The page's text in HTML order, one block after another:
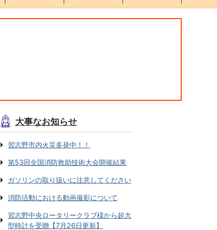
大事なお知らせ
習志野市内火災多発中！！
第53回全国消防救助技術大会開催結果
ガソリンの取り扱いに注意してください
消防活動における動画撮影について
習志野中央ロータリークラブ様から超大
型時計を受贈【7月26日更新】